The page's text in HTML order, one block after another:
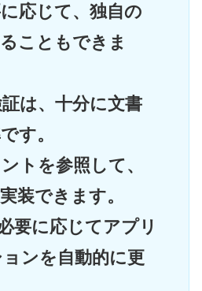
応じて、独自の
こともできま
は、十分に文書
す。
トを参照して、
装できます。
要に応じてアプリ
ンを自動的に更